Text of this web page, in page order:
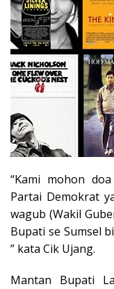
“Kami mohon
Partai Demokrat
wagub (Wakil
Bupati se Sumsel
” kata Cik Ujang.
Mantan Bupati